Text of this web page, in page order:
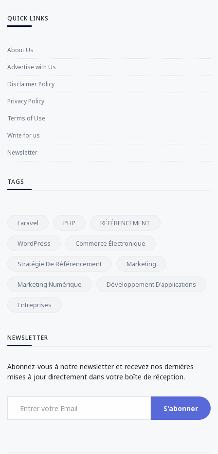
QUICK LINKS
About Us
Advertise with Us
Disclaimer Policy
Privacy Policy
Terms of Use
Write for us
Newsletter
TAGS
Laravel PHP RÉFÉRENCEMENT
WordPress Commerce Électronique
Stratégie De Référencement Marketing
Marketing Numérique Développement D'applications
Entreprises
NEWSLETTER
Abonnez-vous à notre newsletter et recevez nos dernières
mises à jour directement dans votre boîte de réception.
S'abonner